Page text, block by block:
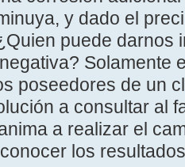
y dado el
puede darnos
Solamente
poseedores de un
a consultar al
a realizar el
los